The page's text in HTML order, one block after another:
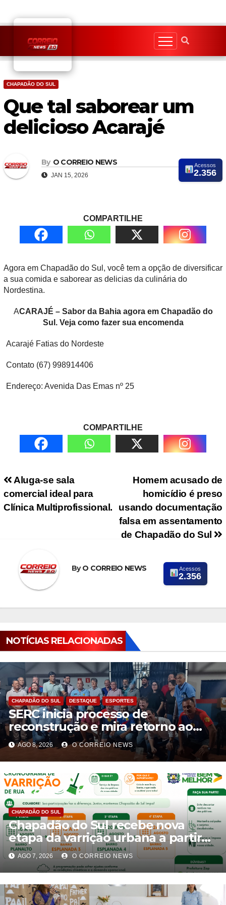
content
CHAPADÃO DO SUL
Que tal saborear um
delicioso Acarajé
By O CORREIO NEWS
JAN 15, 2026
Acessos
2.356
COMPARTILHE
Agora em Chapadão do Sul, você tem a opção de diversificar
a sua comida e saborear as delicias da culinária do
Nordestina.
ACARAJÉ – Sabor da Bahia agora em Chapadão do
Sul. Veja como fazer sua encomenda
Acarajé Fatias do Nordeste
Contato (67) 998914406
Endereço: Avenida Das Emas nº 25
COMPARTILHE
Navegação de PostHomem acusado de
homicídio é preso
usando documentação
falsa em assentamento
de Chapadão do Sul
Aluga-se sala
comercial ideal para
Clínica Multiprofissional.
ByO CORREIO NEWS Acessos
2.356
NOTÍCIAS RELACIONADAS
CHAPADÃO DO SUL DESTAQUE ESPORTES
SERC inicia processo de
reconstrução e mira retorno ao
futebol profissional em Chapadão
do Sul
AGO 8, 2026 O CORREIO NEWS
CHAPADÃO DO SUL
Chapadão do Sul recebe nova
etapa da varrição urbana a partir
de 10 de agosto
AGO 7, 2026 O CORREIO NEWS